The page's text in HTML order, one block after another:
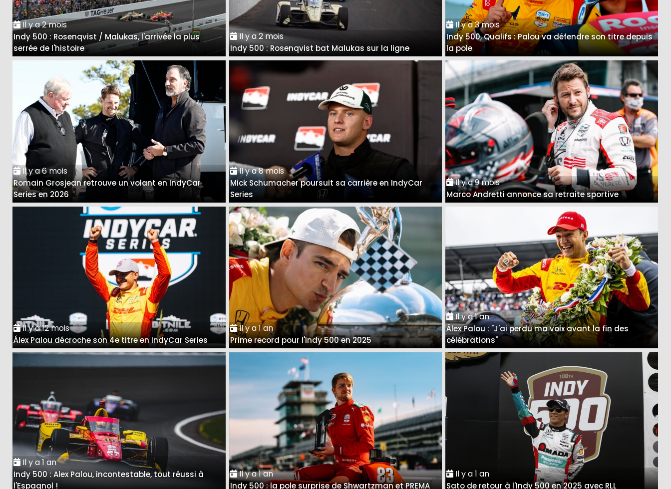
Il y a 2 mois
Indy 500 : Rosenqvist / Malukas, l'arrivée la plus
serrée de l'histoire
Il y a 2 mois
Indy 500 : Rosenqvist bat Malukas sur la ligne
Il y a 3 mois
Indy 500, Qualifs : Palou va défendre son titre depuis
la pole
Il y a 6 mois
Romain Grosjean retrouve un volant en IndyCar
Series en 2026
Il y a 8 mois
Mick Schumacher poursuit sa carrière en IndyCar
Series
Il y a 9 mois
Marco Andretti annonce sa retraite sportive
Il y a 12 mois
Álex Palou décroche son 4e titre en IndyCar Series
Il y a 1 an
Prime record pour l'Indy 500 en 2025
Il y a 1 an
Álex Palou : "J'ai perdu ma voix avant la fin des
célébrations"
Il y a 1 an
Indy 500 : Alex Palou, incontestable, tout réussi à
l'Espagnol !
Il y a 1 an
Indy 500 : la pole surprise de Shwartzman et PREMA
Il y a 1 an
Sato de retour à l'Indy 500 en 2025 avec RLL